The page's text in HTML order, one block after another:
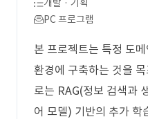
개발 · 기획
PC 프로그램
본 프로젝트는 특정 도
환경에 구축하는 것을
로는 RAG(정보 검색과
어 모델) 기반의 추가 학